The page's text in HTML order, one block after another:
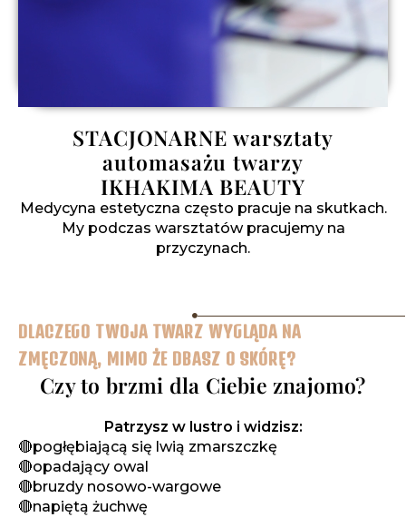
STACJONARNE warsztaty
automasażu twarzy
IKHAKIMA BEAUTY
Medycyna estetyczna często pracuje na skutkach.
My podczas warsztatów pracujemy na
przyczynach.
DLACZEGO TWOJA TWARZ WYGLĄDA NA
ZMĘCZONĄ, MIMO ŻE DBASZ O SKÓRĘ?
Czy to brzmi dla Ciebie znajomo?
Patrzysz w lustro i widzisz:
🔴pogłębiającą się lwią zmarszczkę
🔴opadający owal
🔴bruzdy nosowo-wargowe
🔴napiętą żuchwę